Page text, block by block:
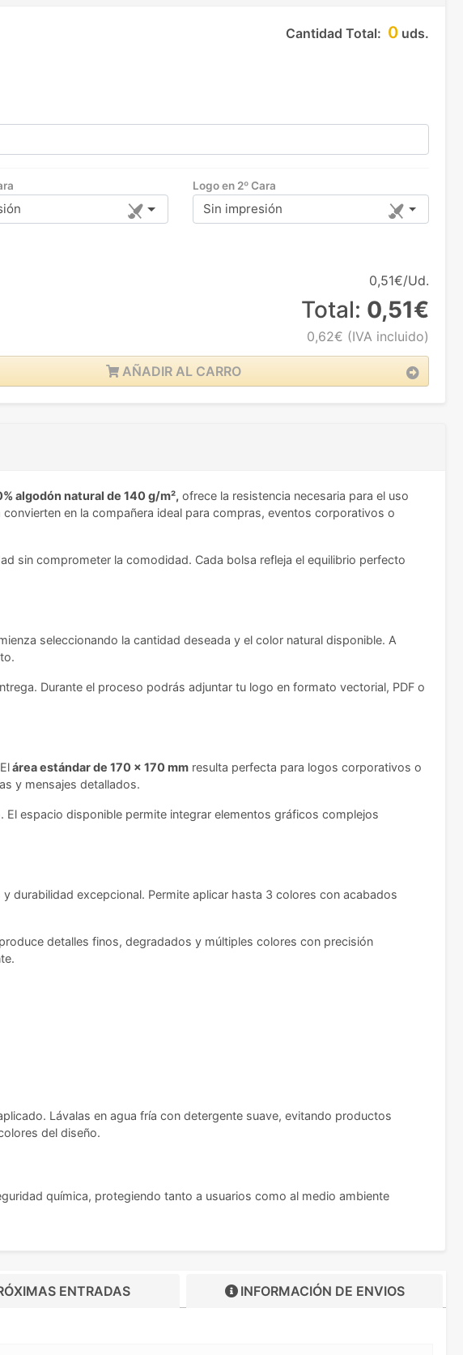
Cantidad Total: 0 uds.
Logo en 2º Cara
Sin impresión
0,51€/Ud.
Total: 0,51€
0,62€ (IVA incluido)
AÑADIR AL CARRO
algodón natural de 140 g/m², ofrece la resistencia necesaria para el uso
en la compañera ideal para compras, eventos corporativos o
sin comprometer la comodidad. Cada bolsa refleja el equilibrio perfecto
seleccionando la cantidad deseada y el color natural disponible. A
Durante el proceso podrás adjuntar tu logo en formato vectorial, PDF o
área estándar de 170 x 170 mm resulta perfecta para logos corporativos o
y mensajes detallados.
espacio disponible permite integrar elementos gráficos complejos
durabilidad excepcional. Permite aplicar hasta 3 colores con acabados
detalles finos, degradados y múltiples colores con precisión
Lávalas en agua fría con detergente suave, evitando productos
del diseño.
química, protegiendo tanto a usuarios como al medio ambiente
ENTRADAS INFORMACIÓN DE ENVIOS